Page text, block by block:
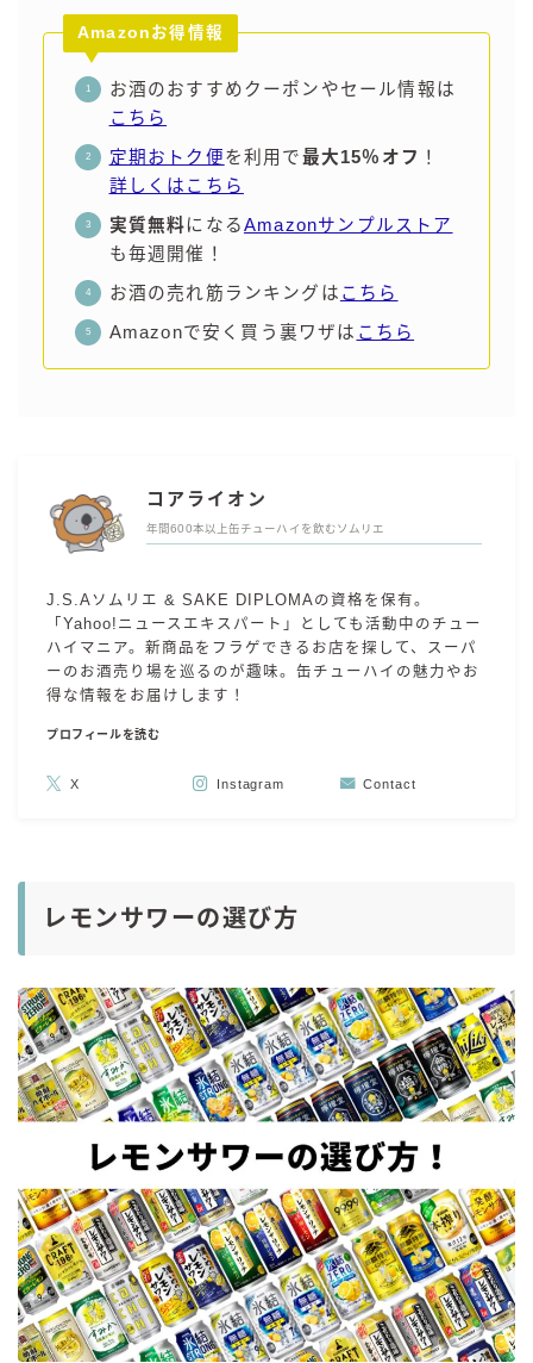
Amazonお得情報
お酒のおすすめクーポンやセール情報は
こちら
定期おトク便を利用で最大15％オフ ！
詳しくはこちら
実質無料になるAmazonサンプルストア
も毎週開催！
お酒の売れ筋ランキングは こちら
Amazonで安く買う裏ワザは こちら
コアライオン
年間600本以上缶チューハイを飲むソムリエ
J.S.Aソムリエ & SAKE DIPLOMAの資格を保有。
「Yahoo!ニュースエキスパート」としても活動中のチュー
ハイマニア。新商品をフラゲできるお店を探して、スーパ
ーのお酒売り場を巡るのが趣味。缶チューハイの魅力やお
得な情報をお届けします！
プロフィールを読む
X Instagram Contact
レモンサワーの選び方